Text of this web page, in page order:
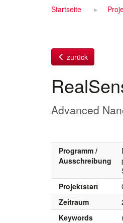
Startseite
zurück
Advanced
Programm /
Ausschreibung
Projektstart
Zeitraum
Keywords